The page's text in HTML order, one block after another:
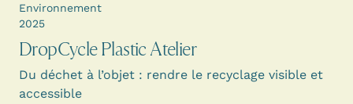
DropCycle Plastic Atelier
Du déchet à l’objet : rendre le recyclage visible et
accessible
Environnement
2025